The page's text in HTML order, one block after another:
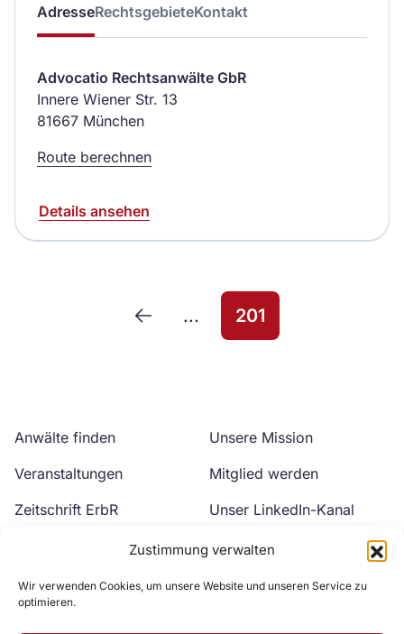
Zustimmung verwalten
Wir verwenden Cookies, um unsere Website und unseren Service zu
optimieren.
AdresseRechtsgebieteKontakt
Advocatio Rechtsanwälte GbR
Innere Wiener Str. 13
81667 München
Route berechnen
Details ansehen
... 201
Anwälte finden
Veranstaltungen
Zeitschrift ErbR
Unsere Mission
Mitglied werden
Unser LinkedIn-Kanal
Unser YouTube-Kanal